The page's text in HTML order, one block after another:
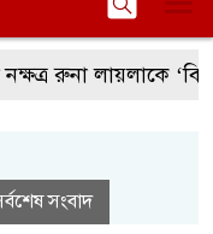
রুনা লায়লাকে ‘বিশেষ
সংবাদ